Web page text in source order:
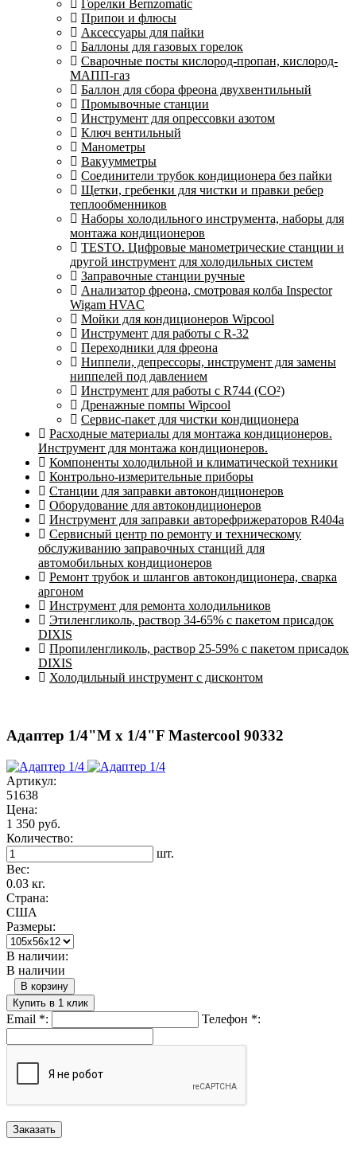
Горелки Bernzomatic
Припои и флюсы
Аксессуары для пайки
Баллоны для газовых горелок
Сварочные посты кислород-пропан, кислород-
МАПП-газ
Баллон для сбора фреона двухвентильный
Промывочные станции
Инструмент для опрессовки азотом
Ключ вентильный
Манометры
Вакуумметры
Соединители трубок кондиционера без пайки
Щетки, гребенки для чистки и правки ребер
теплообменников
Наборы холодильного инструмента, наборы для
монтажа кондиционеров
TESTO. Цифровые манометрические станции и
другой инструмент для холодильных систем
Заправочные станции ручные
Анализатор фреона, смотровая колба Inspector
Wigam HVAC
Мойки для кондиционеров Wipcool
Инструмент для работы с R-32
Переходники для фреона
Ниппели, депрессоры, инструмент для замены
ниппелей под давлением
Инструмент для работы с R744 (CO²)
Дренажные помпы Wipcool
Сервис-пакет для чистки кондиционера
Расходные материалы для монтажа кондиционеров.
Инструмент для монтажа кондиционеров.
Компоненты холодильной и климатической техники
Контрольно-измерительные приборы
Станции для заправки автокондиционеров
Оборудование для автокондиционеров
Инструмент для заправки авторефрижераторов R404a
Сервисный центр по ремонту и техническому
обслуживанию заправочных станций для
автомобильных кондиционеров
Ремонт трубок и шлангов автокондиционера, сварка
аргоном
Инструмент для ремонта холодильников
Этиленгликоль, раствор 34-65% с пакетом присадок
DIXIS
Пропиленгликоль, раствор 25-59% с пакетом присадок
DIXIS
Холодильный инструмент с дисконтом
Адаптер 1/4"M х 1/4"F Mastercool 90332
Артикул:
51638
Цена:
1 350 руб.
Количество:
шт.
Вес:
0.03 кг.
Страна:
США
Размеры:
В наличии:
В наличии
В корзину
Купить в 1 клик
Email *: Телефон *: